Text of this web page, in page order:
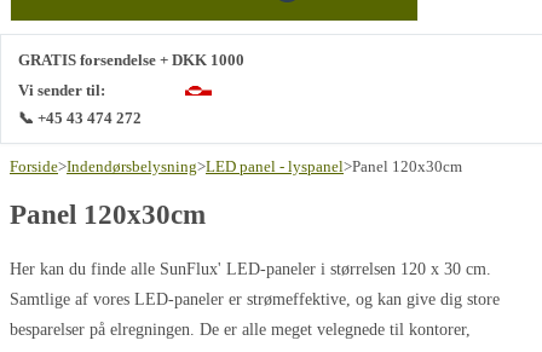
GRATIS forsendelse + DKK 1000
Vi sender til:
📞 +45 43 474 272
Forside>Indendørsbelysning>LED panel - lyspanel>Panel 120x30cm
Panel 120x30cm
Her kan du finde alle SunFlux' LED-paneler i størrelsen 120 x 30 cm.
Samtlige af vores LED-paneler er strømeffektive, og kan give dig store
besparelser på elregningen. De er alle meget velegnede til kontorer,